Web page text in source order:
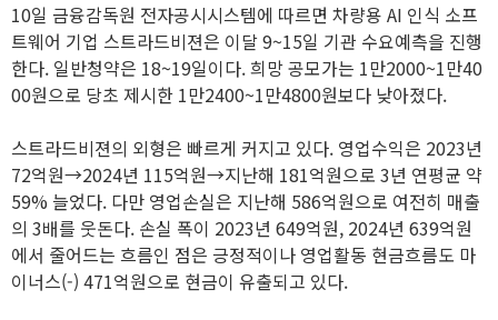
10일 금융감독원 전자공시시스템에 따르면 차량용 AI 인식 소프
트웨어 기업 스트라드비젼은 이달 9~15일 기관 수요예측을 진행
한다. 일반청약은 18~19일이다. 희망 공모가는 1만2000~1만40
00원으로 당초 제시한 1만2400~1만4800원보다 낮아졌다.
스트라드비젼의 외형은 빠르게 커지고 있다. 영업수익은 2023년
72억원→2024년 115억원→지난해 181억원으로 3년 연평균 약
59% 늘었다. 다만 영업손실은 지난해 586억원으로 여전히 매출
의 3배를 웃돈다. 손실 폭이 2023년 649억원, 2024년 639억원
에서 줄어드는 흐름인 점은 긍정적이나 영업활동 현금흐름도 마
이너스(-) 471억원으로 현금이 유출되고 있다.